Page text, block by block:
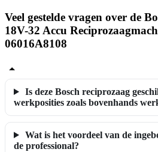
Veel gestelde vragen over de
18V-32 Accu
06016A8108
Is deze Bosch reciprozaag
werkposities zoals bovenhands
Wat is het voordeel van de
de professional?